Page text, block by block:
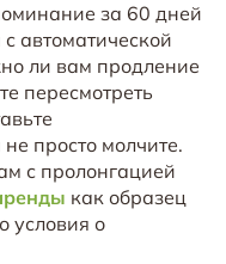
за 60 дней
автоматической
ли вам продление
пересмотреть
просто молчите.
с пролонгацией
как образец
условия о